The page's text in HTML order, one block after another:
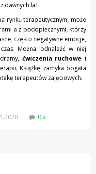
dawnych lat.
rynku terapeutycznym, może
a z podopiecznymi, którzy
często negatywne emocje,
Można odnaleźć w niej
ćwiczenia ruchowe i
Książkę zamyka bogata
terapeutów zajęciowych.
0 »